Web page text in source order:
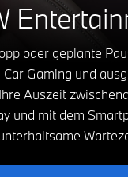
oder geplante
Gaming und
Auszeit
und mit dem